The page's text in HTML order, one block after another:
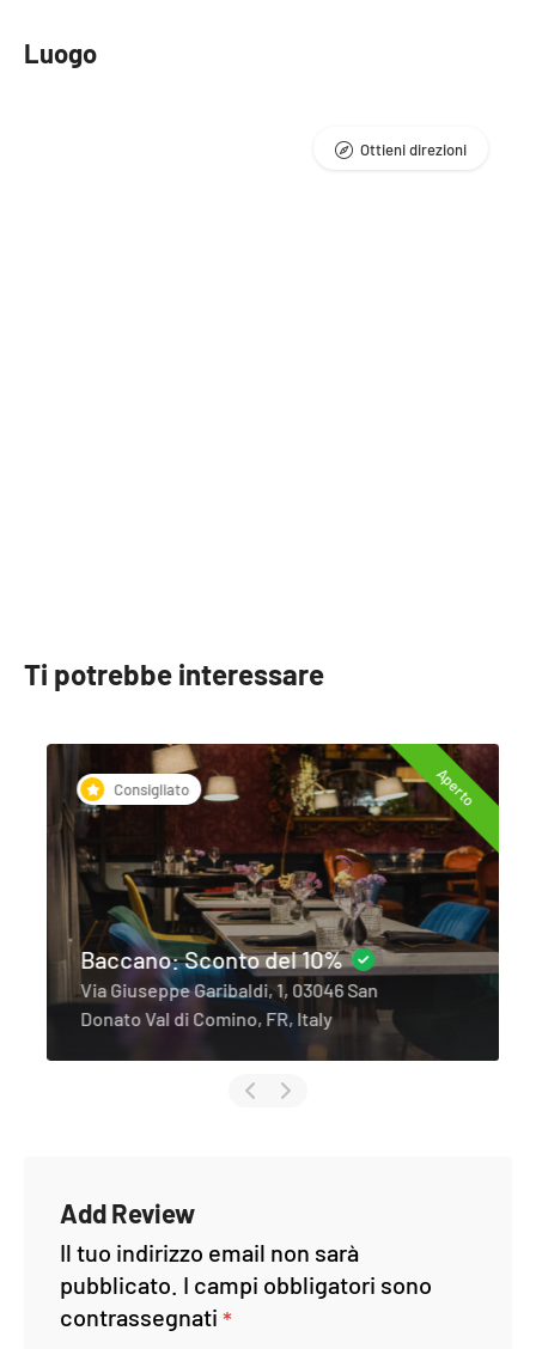
Luogo
Ottieni direzioni
Ti potrebbe interessare
Consigliato Aperto
Baccano: Sconto del 10%
Via Giuseppe Garibaldi, 1, 03046 San
Donato Val di Comino, FR, Italy
Add Review
Il tuo indirizzo email non sarà
pubblicato. I campi obbligatori sono
contrassegnati *